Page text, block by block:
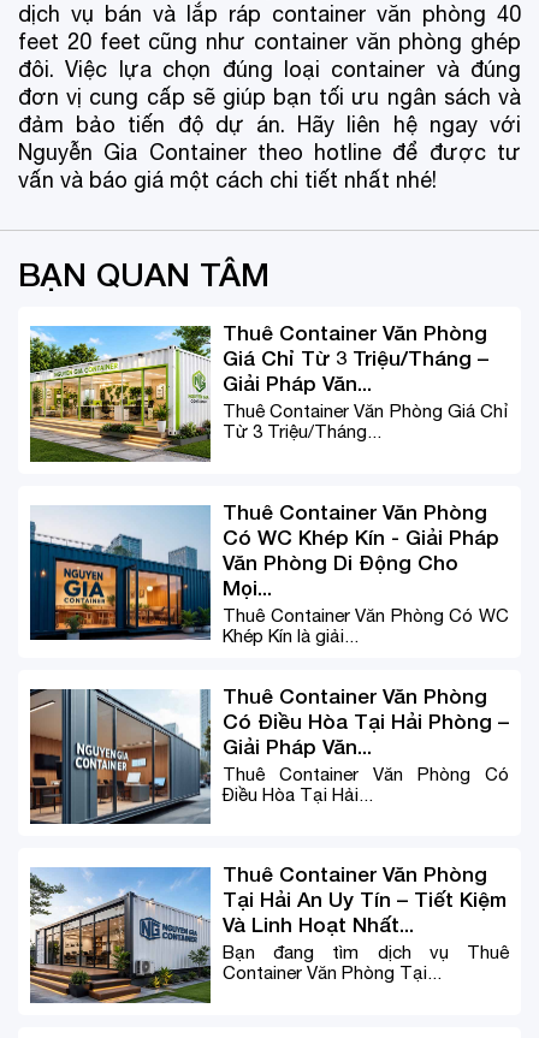
dịch vụ bán và lắp ráp container văn phòng 40
feet 20 feet cũng như container văn phòng ghép
đôi. Việc lựa chọn đúng loại container và đúng
đơn vị cung cấp sẽ giúp bạn tối ưu ngân sách và
đảm bảo tiến độ dự án. Hãy liên hệ ngay với
Nguyễn Gia Container theo hotline để được tư
vấn và báo giá một cách chi tiết nhất nhé!
BẠN QUAN TÂM
Thuê Container Văn Phòng
Giá Chỉ Từ 3 Triệu/Tháng –
Giải Pháp Văn...
Thuê Container Văn Phòng Giá Chỉ
Từ 3 Triệu/Tháng...
Thuê Container Văn Phòng
Có WC Khép Kín - Giải Pháp
Văn Phòng Di Động Cho
Mọi...
Thuê Container Văn Phòng Có WC
Khép Kín là giải...
Thuê Container Văn Phòng
Có Điều Hòa Tại Hải Phòng –
Giải Pháp Văn...
Thuê Container Văn Phòng Có
Điều Hòa Tại Hải...
Thuê Container Văn Phòng
Tại Hải An Uy Tín – Tiết Kiệm
Và Linh Hoạt Nhất...
Bạn đang tìm dịch vụ Thuê
Container Văn Phòng Tại...